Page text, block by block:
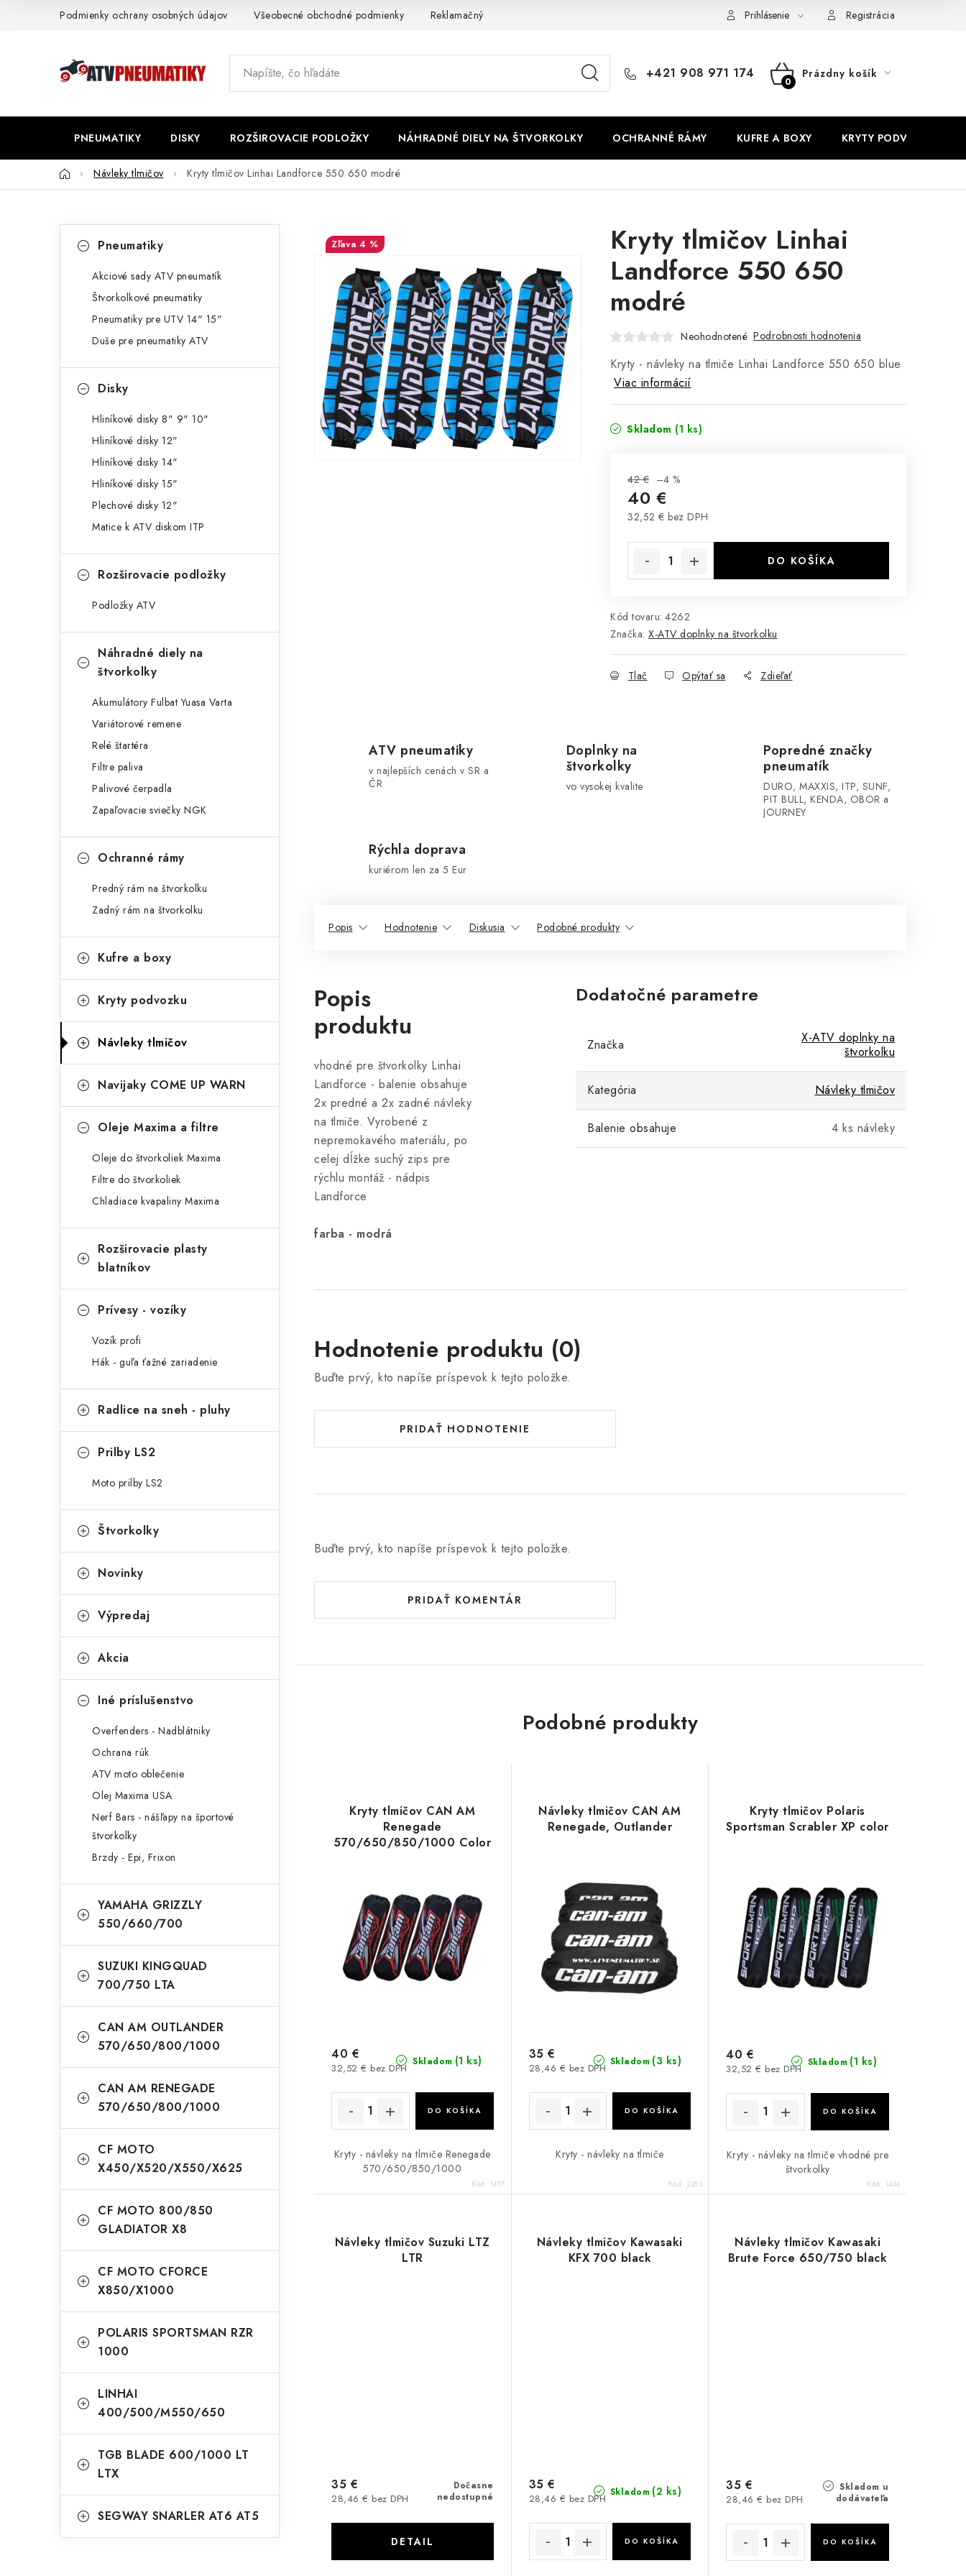
Podmienky ochrany osobných údajov Všeobecné obchodné podmienky Reklamačný poriadok - formulár Prihlásenie Registrácia
+421 908 971 174
NÁKUPNÝ
Prázdny košík
PNEUMATIKY DISKY ROZŠIROVACIE PODLOŽKY NÁHRADNÉ DIELY NA ŠTVORKOLKY OCHRANNÉ RÁMY KUFRE A BOXY KRYTY PODVOZKU
DomovNávleky tlmičov Kryty tlmičov Linhai Landforce 550 650 modré
p
kategóriePneumatiky
Akciové sady ATV pneumatík
Štvorkolkové pneumatiky
Pneumatiky pre UTV 14" 15"
Duše pre pneumatiky ATV
Disky
Hliníkové disky 8" 9" 10"
Hliníkové disky 12"
Hliníkové disky 14"
Hliníkové disky 15"
Plechové disky 12"
Matice k ATV diskom ITP
Rozširovacie podložky
Podložky ATV
Náhradné diely na
štvorkolky
Akumulátory Fulbat Yuasa Varta
Variátorové remene
Relé štartéra
Filtre paliva
Palivové čerpadla
Zapaľovacie sviečky NGK
Ochranné rámy
Predný rám na štvorkolku
Zadný rám na štvorkolku
Kufre a boxy
Kryty podvozku
Návleky tlmičov
Navijaky COME UP WARN
Oleje Maxima a filtre
Oleje do štvorkoliek Maxima
Filtre do štvorkoliek
Chladiace kvapaliny Maxima
Rozširovacie plasty
blatníkov
Prívesy - vozíky
Vozík profi
Hák - guľa ťažné zariadenie
Radlice na sneh - pluhy
Prilby LS2
Moto prilby LS2
Štvorkolky
Novinky
Výpredaj
Akcia
Iné príslušenstvo
Overfenders - Nadblátniky
Ochrana rúk
ATV moto oblečenie
Olej Maxima USA
Nerf Bars - nášľapy na športové
štvorkolky
Brzdy - Epi, Frixon
YAMAHA GRIZZLY
550/660/700
SUZUKI KINGQUAD
700/750 LTA
CAN AM OUTLANDER
570/650/800/1000
CAN AM RENEGADE
570/650/800/1000
CF MOTO
X450/X520/X550/X625
CF MOTO 800/850
GLADIATOR X8
CF MOTO CFORCE
X850/X1000
POLARIS SPORTSMAN RZR
1000
LINHAI
400/500/M550/650
TGB BLADE 600/1000 LT
LTX
SEGWAY SNARLER AT6 AT5
Kryty tlmičov Linhai
Landforce 550 650
modré
Neohodnotené Podrobnosti hodnotenia
Kryty - návleky na tlmiče Linhai Landforce 550 650 blue
Viac informácií
Skladom (1 ks)
42 € –4 %
40 €
32,52 € bez DPH
DO KOŠÍKA
Kód tovaru: 4262
Značka: X-ATV doplnky na štvorkolku
Tlač Opýtať sa Zdieľať
4 %
ATV pneumatiky
v najlepších cenách v SR a
ČR
Doplnky na
štvorkolky
vo vysokej kvalite
Popredné značky
pneumatík
DURO, MAXXIS, ITP, SUNF,
PIT BULL, KENDA, OBOR a
JOURNEY
Rýchla doprava
kuriérom len za 5 Eur
Popis Hodnotenie Diskusia Podobné produkty
Popis
produktu
vhodné pre štvorkolky Linhai
Landforce - balenie obsahuje
2x predné a 2x zadné návleky
na tlmiče. Vyrobené z
nepremokavého materiálu, po
celej dĺžke suchý zips pre
rýchlu montáž - nádpis
Landforce
farba - modrá
Dodatočné parametre
Značka
X-ATV doplnky na
štvorkolku
Kategória Návleky tlmičov
Balenie obsahuje 4 ks návleky
Hodnotenie produktu (0)
Buďte prvý, kto napíše príspevok k tejto položke.
PRIDAŤ HODNOTENIE
Buďte prvý, kto napíše príspevok k tejto položke.
PRIDAŤ KOMENTÁR
Podobné produkty
Kryty tlmičov CAN AM
Renegade
570/650/850/1000 Color
Skladom (1 ks)
32,52 € bez DPH
40 €
DO KOŠÍKA
Kryty - návleky na tlmiče Renegade
570/650/850/1000
Kód: 1407
Návleky tlmičov CAN AM
Renegade, Outlander
Skladom (3 ks)
28,46 € bez DPH
35 €
DO KOŠÍKA
Kryty - návleky na tlmiče
Kód: 2283
Kryty tlmičov Polaris
Sportsman Scrabler XP color
Skladom (1 ks)
32,52 € bez DPH
40 €
DO KOŠÍKA
Kryty - návleky na tlmiče vhodné pre
štvorkolky
Kód: 1404
Návleky tlmičov Suzuki LTZ
LTR
Dočasne
nedostupné
28,46 € bez DPH
35 €
DETAIL
Návleky tlmičov Kawasaki
KFX 700 black
Skladom (2 ks)
28,46 € bez DPH
35 €
DO KOŠÍKA
Návleky tlmičov Kawasaki
Brute Force 650/750 black
Skladom u
dodávateľa
28,46 € bez DPH
35 €
DO KOŠÍKA